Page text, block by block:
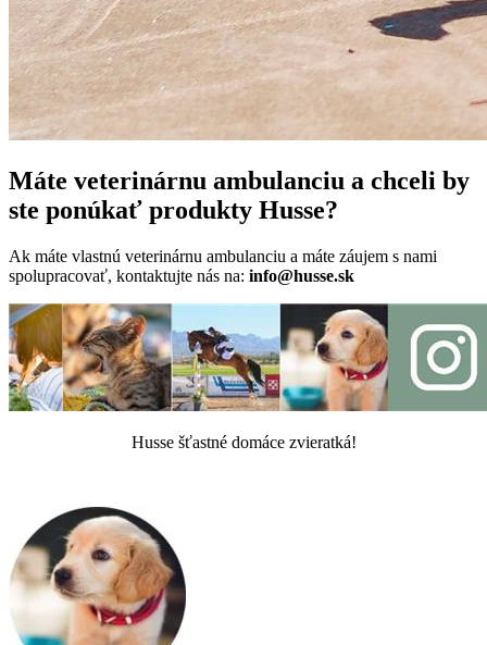
Máte veterinárnu ambulanciu a chceli by
ste ponúkať produkty Husse?
Ak máte vlastnú veterinárnu ambulanciu a máte záujem s nami
spolupracovať, kontaktujte nás na: info@husse.sk
Husse šťastné domáce zvieratká!